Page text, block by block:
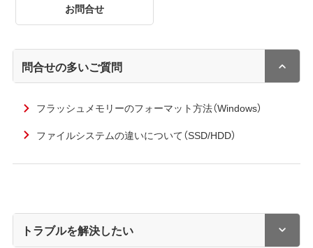
お問合せ
問合せの多いご質問
フラッシュメモリーのフォーマット方法（Windows）
ファイルシステムの違いについて（SSD/HDD）
トラブルを解決したい